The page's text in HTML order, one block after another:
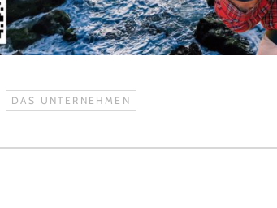
DAS UNTERNEHMEN